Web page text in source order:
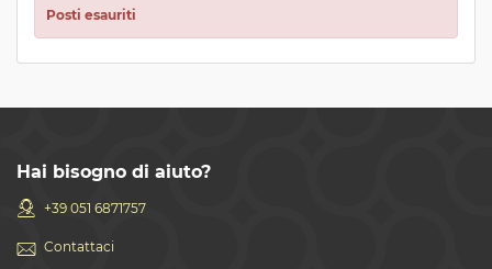
Posti esauriti
Hai bisogno di aiuto?
+39 051 6871757
Contattaci